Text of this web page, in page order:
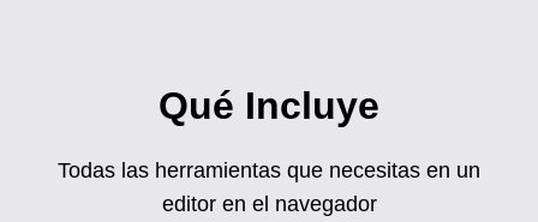
Qué Incluye
Todas las herramientas que necesitas en un
editor en el navegador